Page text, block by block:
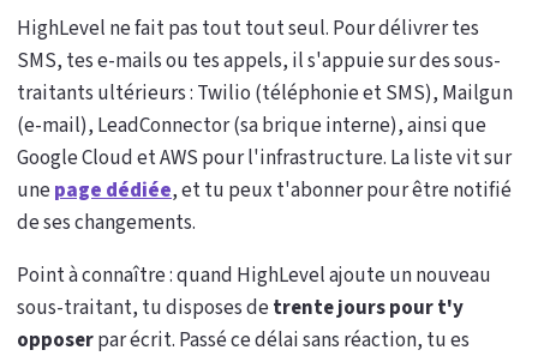
HighLevel ne fait pas tout tout seul. Pour délivrer tes
SMS, tes e-mails ou tes appels, il s'appuie sur des sous-
traitants ultérieurs : Twilio (téléphonie et SMS), Mailgun
(e-mail), LeadConnector (sa brique interne), ainsi que
Google Cloud et AWS pour l'infrastructure. La liste vit sur
unepage dédiée, et tu peux t'abonner pour être notifié
de ses changements.
Point à connaître : quand HighLevel ajoute un nouveau
sous-traitant, tu disposes detrente jours pour t'y
opposerpar écrit. Passé ce délai sans réaction, tu es